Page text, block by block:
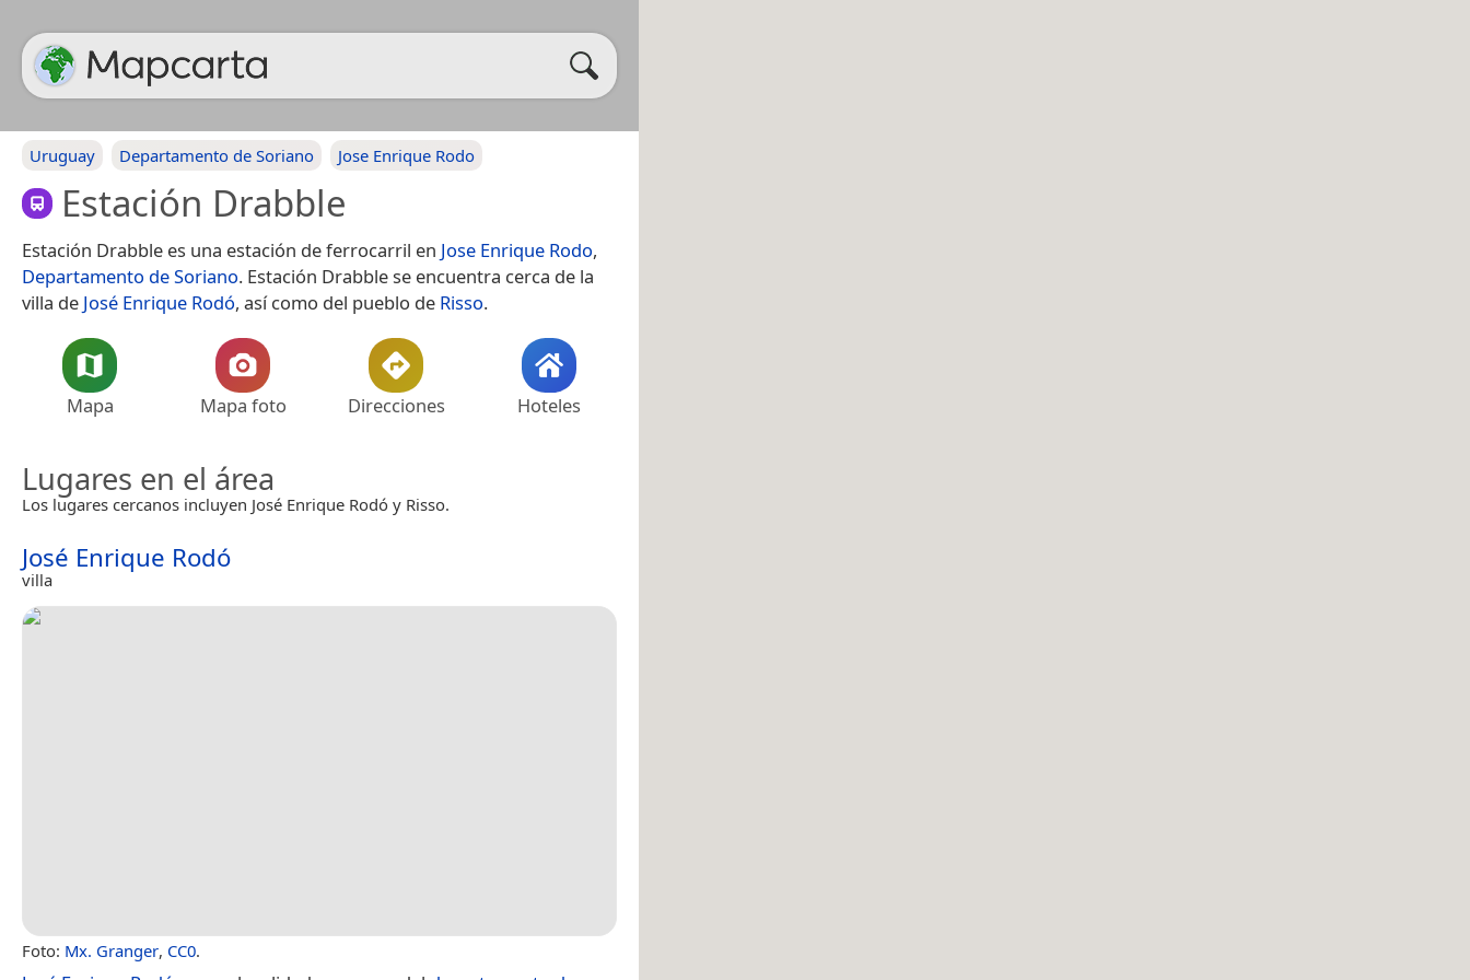
Uruguay Departamento de Soriano Jose Enrique Rodo
Estación Drabble
Estación Drabble es una estación de ferrocarril en Jose Enrique Rodo,
Departamento de Soriano. Estación Drabble se encuentra cerca de la
villa de José Enrique Rodó, así como del pueblo de Risso.
Mapa Mapa foto Direcciones Hoteles
Lugares en el área
Los lugares cercanos incluyen José Enrique Rodó y Risso.
José Enrique Rodó
villa
Foto: Mx. Granger, CC0.